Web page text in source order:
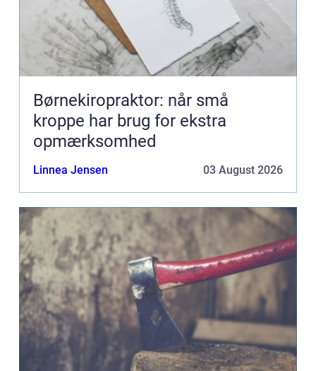
Børnekiropraktor: når små
kroppe har brug for ekstra
opmærksomhed
Linnea Jensen 03 August 2026